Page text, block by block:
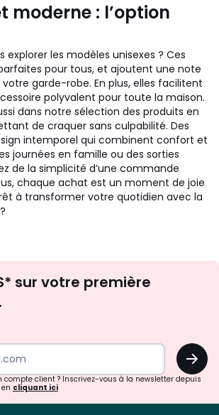
moderne : l’option
explorer les modèles unisexes ? Ces
pour tous, et ajoutent une note
garde-robe. En plus, elles facilitent
polyvalent pour toute la maison.
dans notre sélection des produits en
de craquer sans culpabilité. Des
intemporel qui combinent confort et
journées en famille ou des sorties
de la simplicité d’une commande
chaque achat est un moment de joie
à transformer votre quotidien avec la
d'inspirations
surprises?
sur votre première
OK
compte client ? Inscrivez-vous à la newsletter depuis
cliquant ici